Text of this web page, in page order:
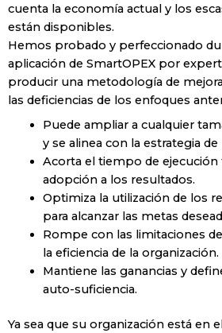
cuenta la economía actual y los
están disponibles.
Hemos probado y perfeccionado
aplicación de SmartOPEX por
producir una metodología de
las deficiencias de los enfoques
Puede ampliar a cualquier
y se alinea con la estrategia
Acorta el tiempo de ejecución
adopción a los resultados.
Optimiza la utilización de los
para alcanzar las metas
Rompe con las limitaciones
la eficiencia de la organización.
Mantiene las ganancias y
auto-suficiencia.
Ya sea que su organización está en